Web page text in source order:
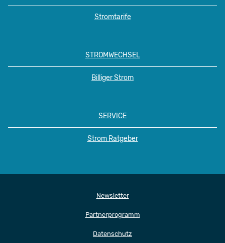
Stromtarife
STROMWECHSEL
Billiger Strom
SERVICE
Strom Ratgeber
Newsletter
Partnerprogramm
Datenschutz